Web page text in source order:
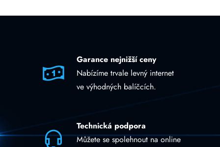
Garance nejnižší ceny
Nabízíme trvale levný internet
ve výhodných balíčcích.
Technická podpora
Můžete se spolehnout na online